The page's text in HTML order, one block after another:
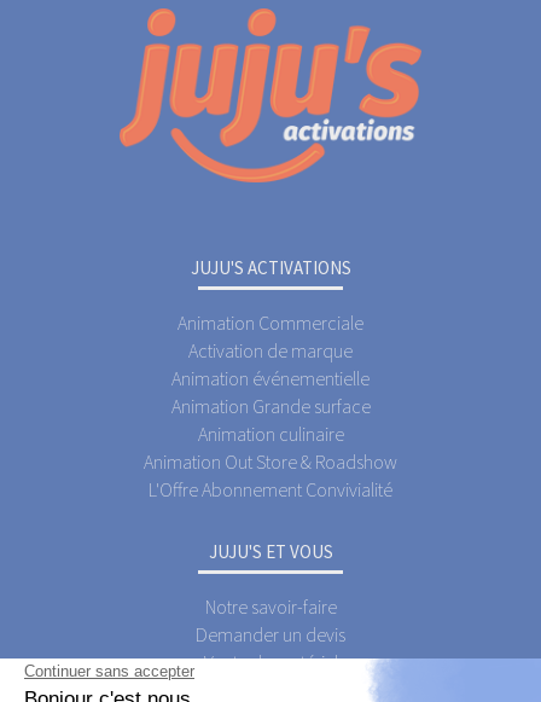
JUJU'S ACTIVATIONS
Animation Commerciale
Activation de marque
Animation événementielle
Animation Grande surface
Animation culinaire
Animation Out Store & Roadshow
L'Offre Abonnement Convivialité
JUJU'S ET VOUS
Notre savoir-faire
Demander un devis
Vente de matériel